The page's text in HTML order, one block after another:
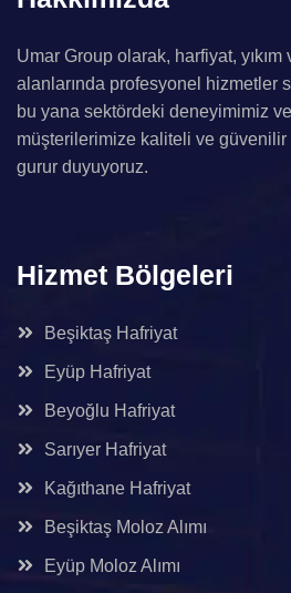
Umar Group olarak, harfiyat, yıkım
alanlarında profesyonel hizmetler
bu yana sektördeki deneyimimiz
müşterilerimize kaliteli ve
gurur duyuyoruz.
Hizmet Bölgeleri
Beşiktaş Hafriyat
Eyüp Hafriyat
Beyoğlu Hafriyat
Sarıyer Hafriyat
Kağıthane Hafriyat
Beşiktaş Moloz Alımı
Eyüp Moloz Alımı